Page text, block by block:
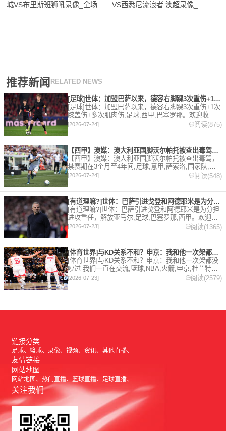
城VS布里斯班狮吼录像_全场录
VS西悉尼流浪者 澳超录像_全
推荐新闻 RELATED NEWS
[足球]世体：加盟巴萨以来，德容右脚踝3次重伤+1次膝盖伤+
[足球]世体：加盟巴萨以来，德容右脚踝3次重伤+1次
膝盖伤+多次肌肉伤,足球,西甲,巴塞罗那。欢迎收藏
本站，24小时为你更新最新的足球，篮球体育资讯。
[2026-07-24] 阅读(875)
【西甲】澳媒：澳大利亚国脚沃尔帕托被查出毒驾，禁赛期在3个月
【西甲】澳媒：澳大利亚国脚沃尔帕托被查出毒驾，
禁赛期在3个月至4年间,足球,意甲,萨索洛,国家队,澳
大利亚,英超,西甲,德甲,法甲,五洲。欢迎收藏本站，
[2026-07-24] 阅读(548)
[有道理嘛?]世体：巴萨引进戈登和阿德耶米是为分担进攻重任，
[有道理嘛?]世体：巴萨引进戈登和阿德耶米是为分担
进攻重任，解放亚马尔,足球,巴塞罗那,西甲。欢迎收
藏本站，24小时为你更新最新的足球，篮球体育资
[2026-07-23] 阅读(1365)
[体育世界]与KD关系不和？申京：我和他一次架都没吵过 我们
[体育世界]与KD关系不和？申京：我和他一次架都没
吵过 我们一直在交流,篮球,NBA,火箭,申京,杜兰特。
欢迎收藏本站，24小时为你更新最新的足球，篮球体
育资讯。
[2026-07-23] 阅读(2579)
链接分类
足球 篮球 录像 视频 资讯 其他直播
友情链接
网站地图
网站地图 热门直播 篮球直播 足球直播
关注我们